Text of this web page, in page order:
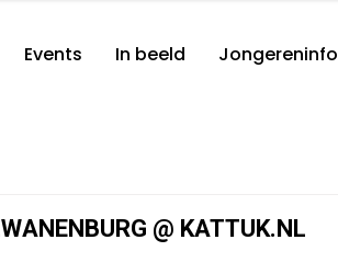
Events In beeld Jongereninfo
@ KATTUK.NL